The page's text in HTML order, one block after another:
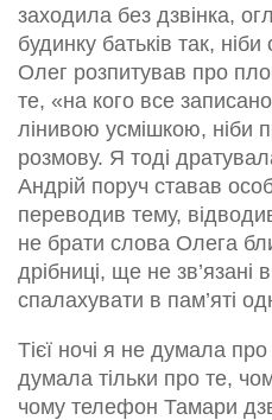
заходила без дзвінка,
будинку батьків так,
Олег розпитував про
те, «на кого все
лінивою усмішкою, ніби
розмову. Я тоді
Андрій поруч ставав
переводив тему,
не брати слова Олега
дрібниці, ще не
спалахувати в пам’яті
Тієї ночі я не думала
думала тільки про те,
чому телефон Тамари